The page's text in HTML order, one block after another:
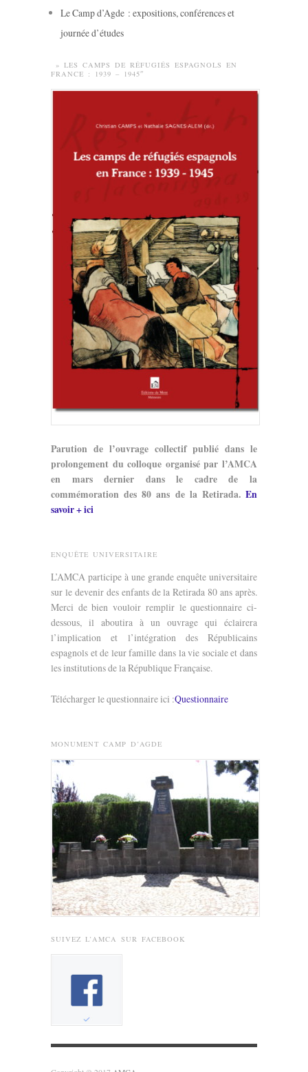
Le Camp d’Agde : expositions, conférences et
journée d’études
» LES CAMPS DE RÉFUGIÉS ESPAGNOLS EN
FRANCE : 1939 – 1945″
Parution de l’ouvrage collectif publié dans le
prolongement du colloque organisé par l’AMCA
en mars dernier dans le cadre de la
commémoration des 80 ans de la Retirada. En
savoir + ici
ENQUÊTE UNIVERSITAIRE
L’AMCA participe à une grande enquête universitaire
sur le devenir des enfants de la Retirada 80 ans après.
Merci de bien vouloir remplir le questionnaire ci-
dessous, il aboutira à un ouvrage qui éclairera
l’implication et l’intégration des Républicains
espagnols et de leur famille dans la vie sociale et dans
les institutions de la République Française.
Télécharger le questionnaire ici :Questionnaire
MONUMENT CAMP D’AGDE
SUIVEZ L’AMCA SUR FACEBOOK